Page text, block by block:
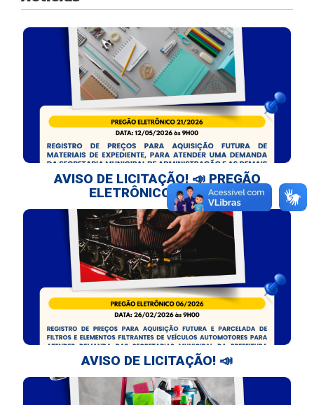
AVISO DE LICITAÇÃO! 📣 PREGÃO
ELETRÔNICO 21/2026
AVISO DE LICITAÇÃO! 📣